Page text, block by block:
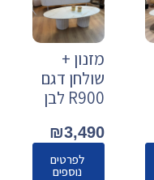
מזנון +
שולחן דגם
R900 לבן
₪3,490
לפרטים
נוספים